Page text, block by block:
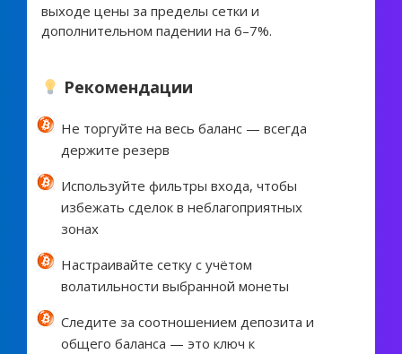
выходе цены за пределы сетки и
дополнительном падении на 6–7%.
Рекомендации
Не торгуйте на весь баланс — всегда
держите резерв
Используйте фильтры входа, чтобы
избежать сделок в неблагоприятных
зонах
Настраивайте сетку с учётом
волатильности выбранной монеты
Следите за соотношением депозита и
общего баланса — это ключ к